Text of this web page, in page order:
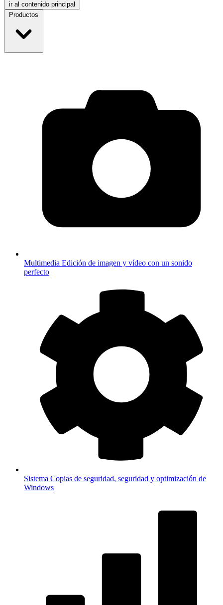
ir al contenido principal
Productos
Multimedia Edición de imagen y vídeo con un sonido
perfecto
Sistema Copias de seguridad, seguridad y optimización de
Windows